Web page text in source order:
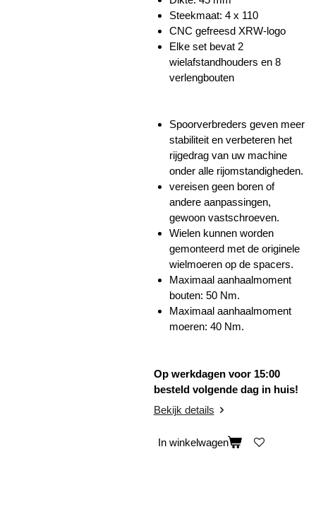
Steekmaat: 4 x 110
CNC gefreesd XRW-logo
Elke set bevat 2
wielafstandhouders en 8
verlengbouten
Spoorverbreders geven meer
stabiliteit en verbeteren het
rijgedrag van uw machine
onder alle rijomstandigheden.
vereisen geen boren of
andere aanpassingen,
gewoon vastschroeven.
Wielen kunnen worden
gemonteerd met de originele
wielmoeren op de spacers.
Maximaal aanhaalmoment
bouten: 50 Nm.
Maximaal aanhaalmoment
moeren: 40 Nm.
Op werkdagen voor 15:00
besteld volgende dag in huis!
Bekijk details
In winkelwagen